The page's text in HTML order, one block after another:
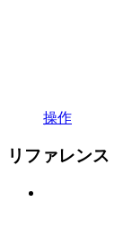
操作
リファレンス